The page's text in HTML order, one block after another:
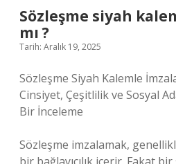
Sözleşme siyah
mı ?
Tarih: Aralık 19, 2025
Sözleşme Siyah Kalemle
Cinsiyet, Çeşitlilik ve Sosyal
Bir İnceleme
Sözleşme imzalamak,